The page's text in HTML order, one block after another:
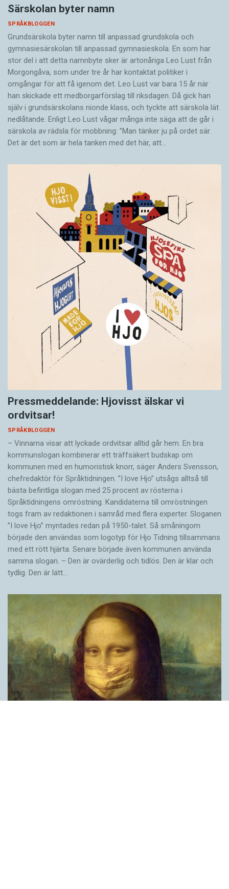
Särskolan byter namn
SPRÅKBLOGGEN
Grundsärskola byter namn till anpassad grundskola och
gymnasiesärskolan till anpassad gymnasieskola. En som har
stor del i att detta namnbyte sker är artonåriga Leo Lust från
Morgongåva, som under tre år har kontaktat politiker i
omgångar för att få igenom det. Leo Lust var bara 15 år när
han skickade ett medborgarförslag till riksdagen. Då gick han
själv i grundsärskolans nionde klass, och tyckte att särskola lät
nedlåtande. Enligt Leo Lust vågar många inte säga att de går i
särskola av rädsla för mobbning: ”Man tänker ju på ordet sär.
Det är det som är hela tanken med det här, att…
Pressmeddelande: Hjovisst älskar vi
ordvitsar!
SPRÅKBLOGGEN
– Vinnarna visar att lyckade ordvitsar alltid går hem. En bra
kommunslogan kombinerar ett träffsäkert budskap om
kommunen med en humoristisk knorr, säger Anders Svensson,
chefredaktör för Språktidningen. ”I love Hjo” utsågs alltså till
bästa befintliga slogan med 25 procent av rösterna i
Språktidningens omröstning. Kandidaterna till omröstningen
togs fram av redaktionen i samråd med flera experter. Sloganen
”I love Hjo” myntades redan på 1950-talet. Så småningom
började den användas som logotyp för Hjo Tidning tillsammans
med ett rött hjärta. Senare började även kommunen använda
samma slogan. – Den är ovärderlig och tidlös. Den är klar och
tydlig. Den är lätt…